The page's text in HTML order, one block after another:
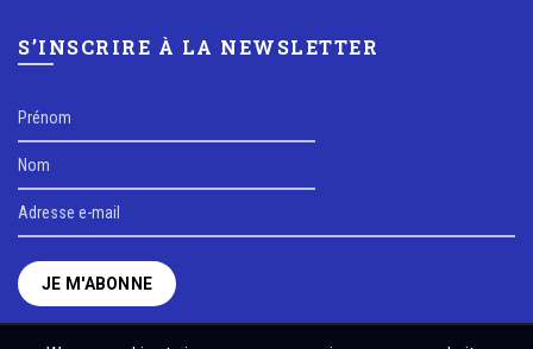
S’INSCRIRE À LA NEWSLETTER